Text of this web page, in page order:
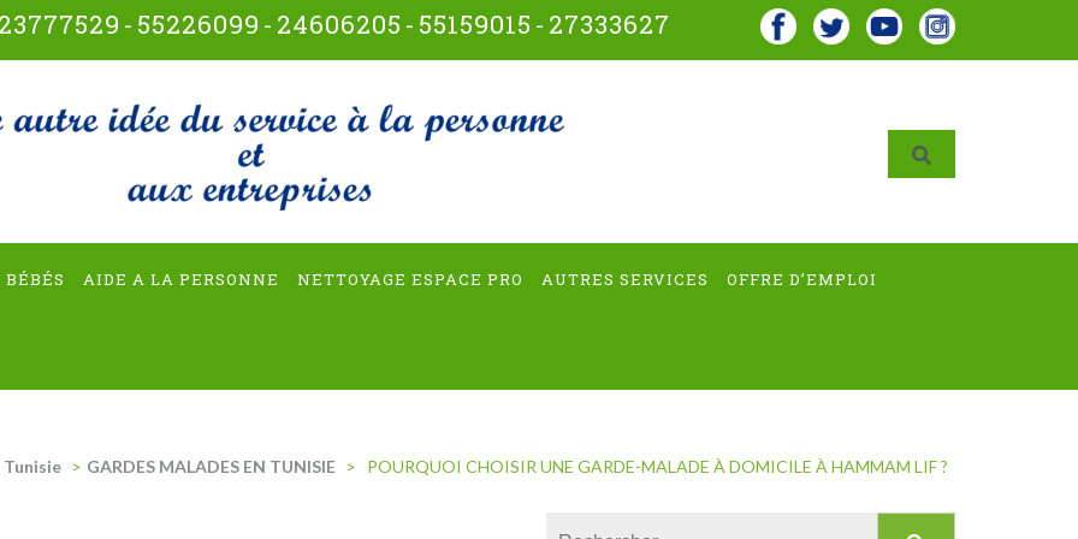
23777529 - 55226099 - 24606205 - 55159015 - 27333627
multiservices
BÉBÉS AIDE A LA PERSONNE NETTOYAGE ESPACE PRO AUTRES SERVICES OFFRE D’EMPLOI
Tunisie > GARDES MALADES EN TUNISIE > POURQUOI CHOISIR UNE GARDE-MALADE À DOMICILE À HAMMAM LIF ?
Rechercher :